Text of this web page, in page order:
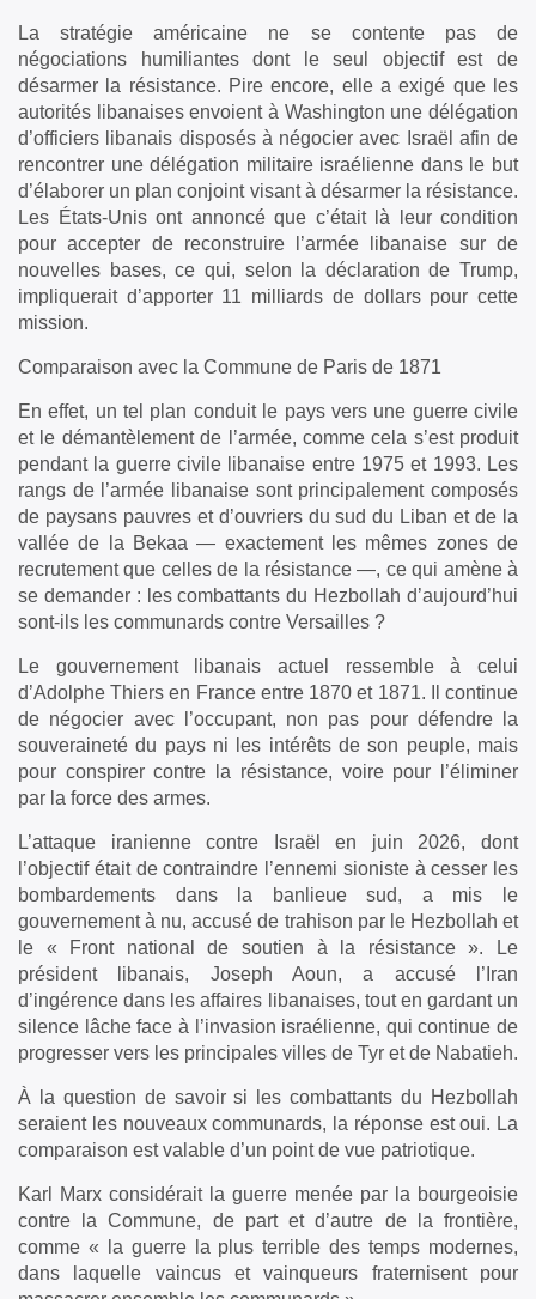
La stratégie américaine ne se contente pas de
négociations humiliantes dont le seul objectif est de
désarmer la résistance. Pire encore, elle a exigé que les
autorités libanaises envoient à Washington une délégation
d’officiers libanais disposés à négocier avec Israël afin de
rencontrer une délégation militaire israélienne dans le but
d’élaborer un plan conjoint visant à désarmer la résistance.
Les États-Unis ont annoncé que c’était là leur condition
pour accepter de reconstruire l’armée libanaise sur de
nouvelles bases, ce qui, selon la déclaration de Trump,
impliquerait d’apporter 11 milliards de dollars pour cette
mission.
Comparaison avec la Commune de Paris de 1871
En effet, un tel plan conduit le pays vers une guerre civile
et le démantèlement de l’armée, comme cela s’est produit
pendant la guerre civile libanaise entre 1975 et 1993. Les
rangs de l’armée libanaise sont principalement composés
de paysans pauvres et d’ouvriers du sud du Liban et de la
vallée de la Bekaa — exactement les mêmes zones de
recrutement que celles de la résistance —, ce qui amène à
se demander : les combattants du Hezbollah d’aujourd’hui
sont-ils les communards contre Versailles ?
Le gouvernement libanais actuel ressemble à celui
d’Adolphe Thiers en France entre 1870 et 1871. Il continue
de négocier avec l’occupant, non pas pour défendre la
souveraineté du pays ni les intérêts de son peuple, mais
pour conspirer contre la résistance, voire pour l’éliminer
par la force des armes.
L’attaque iranienne contre Israël en juin 2026, dont
l’objectif était de contraindre l’ennemi sioniste à cesser les
bombardements dans la banlieue sud, a mis le
gouvernement à nu, accusé de trahison par le Hezbollah et
le « Front national de soutien à la résistance ». Le
président libanais, Joseph Aoun, a accusé l’Iran
d’ingérence dans les affaires libanaises, tout en gardant un
silence lâche face à l’invasion israélienne, qui continue de
progresser vers les principales villes de Tyr et de Nabatieh.
À la question de savoir si les combattants du Hezbollah
seraient les nouveaux communards, la réponse est oui. La
comparaison est valable d’un point de vue patriotique.
Karl Marx considérait la guerre menée par la bourgeoisie
contre la Commune, de part et d’autre de la frontière,
comme « la guerre la plus terrible des temps modernes,
dans laquelle vaincus et vainqueurs fraternisent pour